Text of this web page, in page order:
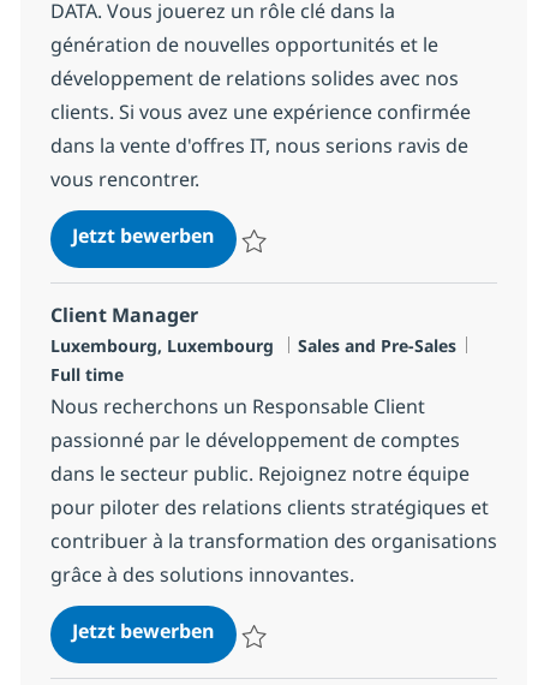
DATA. Vous jouerez un rôle clé dans la
génération de nouvelles opportunités et le
développement de relations solides avec nos
clients. Si vous avez une expérience confirmée
dans la vente d'offres IT, nous serions ravis de
vous rencontrer.
Jetzt bewerbenData Centre Technology Sales
Client Manager
Standort
Luxembourg, Luxembourg Kategorie
Sales and Pre-Sales
Full time
Nous recherchons un Responsable Client
passionné par le développement de comptes
dans le secteur public. Rejoignez notre équipe
pour piloter des relations clients stratégiques et
contribuer à la transformation des organisations
grâce à des solutions innovantes.
Jetzt bewerbenClient Manager